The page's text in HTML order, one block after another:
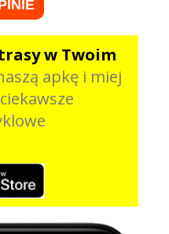
w Twoim
apkę i miej